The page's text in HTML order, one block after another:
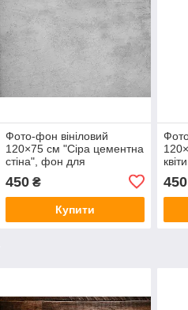
Фото-фон вініловий
120×75 см "Сіра цементна
стіна", фон для
предметної зйомки ПВХ
(банерна тканина)
450₴
Купити
ПВХ
450